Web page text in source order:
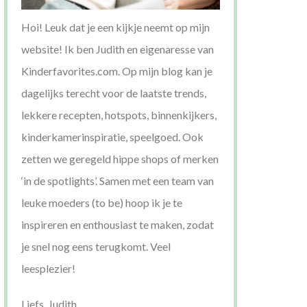
Hoi! Leuk dat je een kijkje neemt op mijn
website! Ik ben Judith en eigenaresse van
Kinderfavorites.com. Op mijn blog kan je
dagelijks terecht voor de laatste trends,
lekkere recepten, hotspots, binnenkijkers,
kinderkamerinspiratie, speelgoed. Ook
zetten we geregeld hippe shops of merken
‘in de spotlights’. Samen met een team van
leuke moeders (to be) hoop ik je te
inspireren en enthousiast te maken, zodat
je snel nog eens terugkomt. Veel
leesplezier!
Liefs, Judith